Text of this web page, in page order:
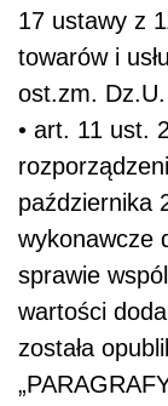
17 ustawy z
towarów i
ost.zm.
• art. 11 ust.
października
wykonawcze
sprawie
wartości
została